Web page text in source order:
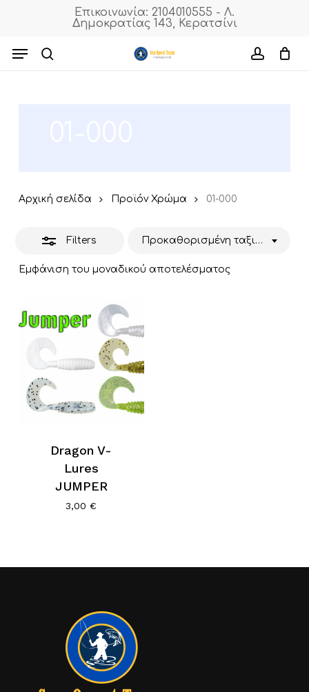
content
Επικοινωνία: 2104010555 - Λ.
Δημοκρατίας 143, Κερατσίνι
Menu
Cart
Αρχική σελίδα Προϊόν Χρώμα 01-000
Filters
Εμφάνιση του μοναδικού αποτελέσματος
Προκαθορισμένη ταξινόμηση
Filters
Dragon V-
Lures
JUMPER
3,00€